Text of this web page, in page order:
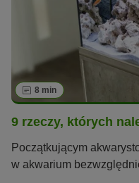
8 min
9 rzeczy, których
Początkującym
w akwarium